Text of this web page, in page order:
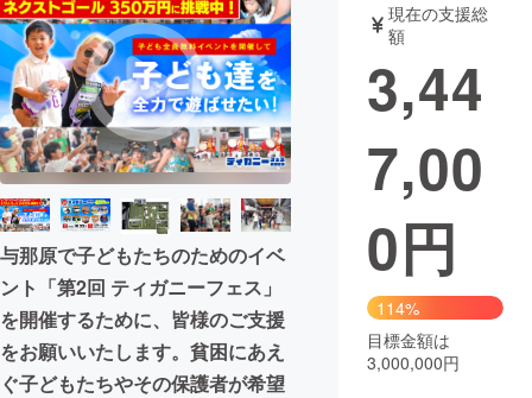
テクノロジー・ガジェット
映像・映画 書籍・雑誌
ビジネス・起業 チャレンジ
まちづくり・地域活性化
CAMPFIRE for Social Good
CAMPFIRE Creation
CAMPFIREふるさと納税machi-ya コミュニティ
与那原で子どもたちのためのイベ
ント「第2回 ティガニーフェス」
を開催するために、皆様のご支援
をお願いいたします。貧困にあえ
ぐ子どもたちやその保護者が希望
現在の支援総
額
3,44
7,00
0円
114%
目標金額は
3,000,000円